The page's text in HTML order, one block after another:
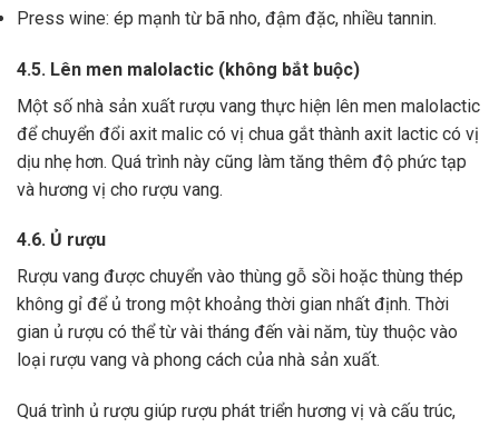
Press wine: ép mạnh từ bã nho, đậm đặc, nhiều tannin.
4.5. Lên men malolactic (không bắt buộc)
Một số nhà sản xuất rượu vang thực hiện lên men malolactic
để chuyển đổi axit malic có vị chua gắt thành axit lactic có vị
dịu nhẹ hơn. Quá trình này cũng làm tăng thêm độ phức tạp
và hương vị cho rượu vang.
4.6. Ủ rượu
Rượu vang được chuyển vào thùng gỗ sồi hoặc thùng thép
không gỉ để ủ trong một khoảng thời gian nhất định. Thời
gian ủ rượu có thể từ vài tháng đến vài năm, tùy thuộc vào
loại rượu vang và phong cách của nhà sản xuất.
Quá trình ủ rượu giúp rượu phát triển hương vị và cấu trúc,